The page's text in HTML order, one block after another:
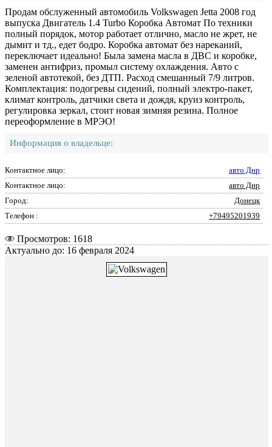
Продам обслуженный автомобиль Volkswagen Jetta 2008 год
выпуска Двигатель 1.4 Turbo Коробка Автомат По техники
полный порядок, мотор работает отлично, масло не жрет, не
дымит и тд., едет бодро. Коробка автомат без нареканий,
переключает идеально! Была замена масла в ДВС и коробке,
заменен антифриз, промыл систему охлаждения. Авто с
зеленой автотекой, без ДТП. Расход смешанный 7/9 литров.
Комплектация: подогревы сидений, полный электро-пакет,
климат контроль, датчики света и дождя, круиз контроль,
регулировка зеркал, стоит новая зимняя резина. Полное
переоформление в МРЭО!
Информация о владельце:
Контактное лицо:
авто Днр
Контактное лицо:
авто Днр
Город:
Донецк
Телефон :
+79495201939
Просмотров: 1618
Актуально до: 16 февраля 2024